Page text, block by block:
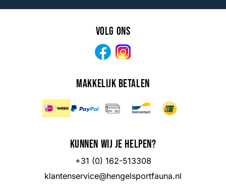
Volg ons
Facebook
Makkelijk betalen
Kunnen wij je helpen?
+31 (0) 162-513308
klantenservice@hengelsportfauna.nl